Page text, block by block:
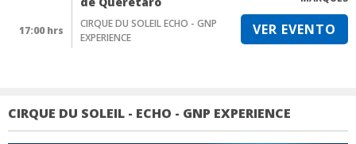
17:00 hrs
CIRQUE DU SOLEIL ECHO - GNP
EXPERIENCE
VER EVENTO
CIRQUE DU SOLEIL - ECHO - GNP EXPERIENCE